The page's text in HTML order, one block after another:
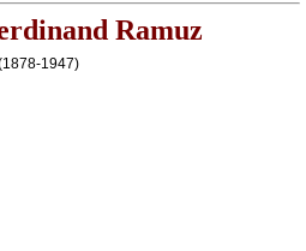
Ramuz
1947)